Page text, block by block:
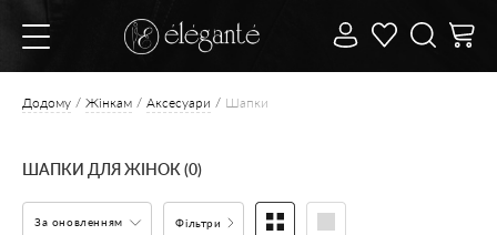
Додому Жінкам Аксесуари Шапки
ШАПКИ ДЛЯ ЖІНОК (0)
За оновленням Фільтри